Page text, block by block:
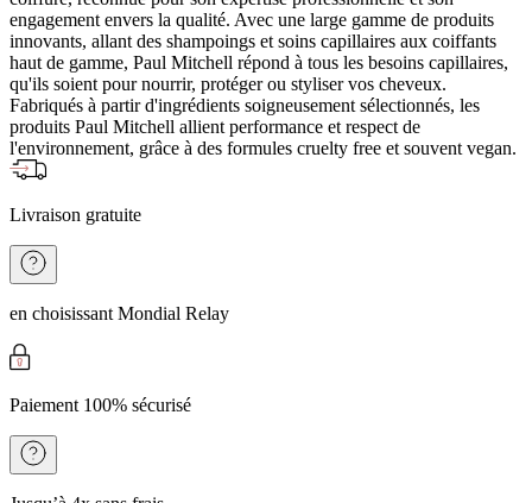
engagement envers la qualité. Avec une large gamme de produits
innovants, allant des shampoings et soins capillaires aux coiffants
haut de gamme, Paul Mitchell répond à tous les besoins capillaires,
qu'ils soient pour nourrir, protéger ou styliser vos cheveux.
Fabriqués à partir d'ingrédients soigneusement sélectionnés, les
produits Paul Mitchell allient performance et respect de
l'environnement, grâce à des formules cruelty free et souvent vegan.
Livraison gratuite
en choisissant Mondial Relay
Paiement 100% sécurisé